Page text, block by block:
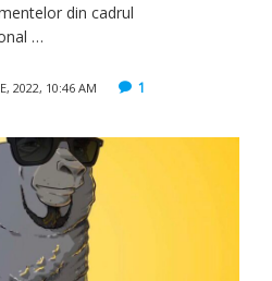
din cadrul
…
2022, 10:46 AM 1